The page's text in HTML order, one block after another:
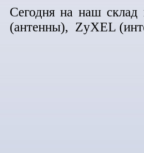
Сегодня на наш
(антенны), ZyXEL